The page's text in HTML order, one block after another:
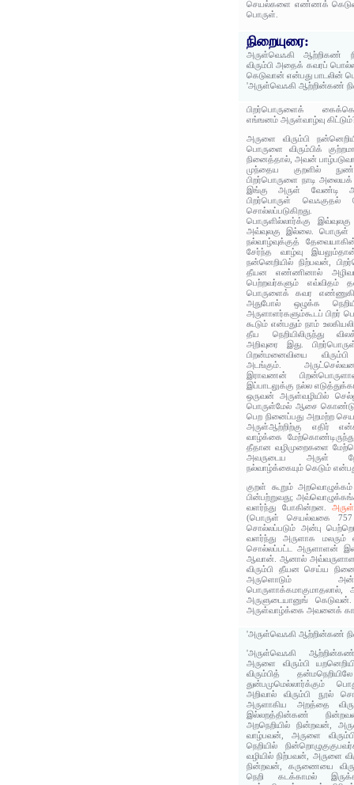
செயல்களை எண்ணக்
பொருள்.
நிறையுரை:
அருள்வெஃகி ஆற்றிகண்
விரும்பி அதைக் கவரப்
கெடுவான் என்பது பாடலின்
'அருள்வெஃகி ஆற்றின்கண்
பிறர்பொருளைக்
எங்ஙனம் அருள்வாழ்வு
அருளை விரும்பி
பொருளை விரும்பிக்
நினைத்தால், அவன்
முந்தைய குறளில்
பிறர்பொருளை நாடி அலையக்
இங்கு அருள் வேண்டி
பிறர்பொருள்
சொல்லப்படுகிறது.
பொருளில்லார்க்கு
அவ்வுலகு இல்லை.
நல்வாழ்வுக்குத்
சேர்ந்த வாழ்வு
நன்னெறியில் நிற்பவன்,
தீயன எண்ணினால்
பெற்றவர்களும் எவ்விதம்
பொருளைக் கவர
அதுபோல் ஒழுக்க
அருளாளர்களும்கூடப் பிறர்
கூடும் என்பதும் நாம்
தீய நெறியிலிருந்து
அறிவுரை இது.
பிறன்மனைவியை
அடங்கும்.
இராவணன்
இப்பாடலுக்கு நல்ல
ஒருவன் அருள்வழியில்
பொருள்மேல் ஆசை கொண்டு
பெற நினைப்பது அறமற்ற
அருள்ஆற்றிற்கு எதிர்
வாழ்க்கை மேற்கொண்டிருந்து
தீதான வழிமுறைகளை
அவருடைய அருள்
நல்வாழ்க்கையும் கெடும்
குறள் கூறும்
பின்பற்றுவது;
வளர்ந்து போகின்றன.
(பொருள் செயல்வகை
சொல்லப்படும் அன்பு
வளர்ந்து அருளாக
சொல்லப்பட்ட அருளாளன்
ஆவான். ஆனால்
விரும்பி தீயன செய்ய
அருளொடும்
அருளுடையானுங்
அருள்வாழ்க்கை அவனைக்
'அருள்வெஃகி ஆற்றின்கண்
'அருள்வெஃகி
அருளை விரும்பி
விரும்பித்
துன்பமுமெல்லார்க்கும்
அறிவால் விரும்பி நூல்
அருளாகிய அறத்தை
இல்லறத்தின்கண்
அறநெறியில் நின்றவன்,
வாழ்பவன், அருளை
நெறியில்
வழியில் நிற்பவன், அருளை
நின்றவன், கருணையை
நெறி கடக்காமல்